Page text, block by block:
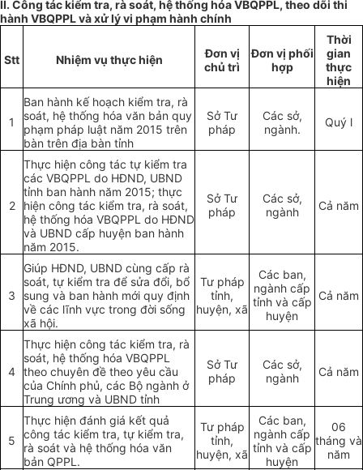
II. Công tác kiểm tra, rà soát, hệ thống hóa VBQPPL, theo dõi thi
hành VBQPPL và xử lý vi phạm hành chính
Stt Nhiệm vụ thực hiện
Đơn vị
chủ trì
Đơn vị phối
hợp
Thời
gian
thực
hiện
1
Ban hành kế hoạch kiểm tra, rà
soát, hệ thống hóa văn bản quy
phạm pháp luật năm 2015 trên
bàn trên địa bàn tỉnh
Sở Tư
pháp
Các sở,
ngành.
Quý l
2
Thực hiện công tác tự kiểm tra
các VBQPPL do HĐND, UBND
tỉnh ban hành năm 2015; thực
hiện công tác kiểm tra, rà soát,
hệ thống hóa VBQPPL do HĐND
và UBND cấp huyện ban hành
năm 2015.
Sở Tư
pháp
Các sở,
ngành
Cả năm
3
Giúp HĐND, UBND cùng cấp rà
soát, tự kiểm tra để sửa đổi, bổ
sung và ban hành mới quy định
về các lĩnh vực trong đời sống
xã hội.
Tư pháp
tỉnh,
huyện, xã
Các ban,
ngành cấp
tỉnh và cấp
huyện
Cả năm
4
Thực hiện công tác kiểm tra, rà
soát, hệ thống hóa VBQPPL
theo chuyên đề theo yêu cầu
của Chính phủ, các Bộ ngành ở
Trung ương và UBND tỉnh
Sở Tư
pháp
Các sở,
ngành
Cả năm
5
Thực hiện đánh giá kết quả
công tác kiểm tra, tự kiểm tra,
rà soát và hệ thống hóa văn
bản QPPL.
Tư pháp
tỉnh,
huyện, xã
Các ban,
ngành cấp
tỉnh và cấp
huyện
06
tháng và
năm